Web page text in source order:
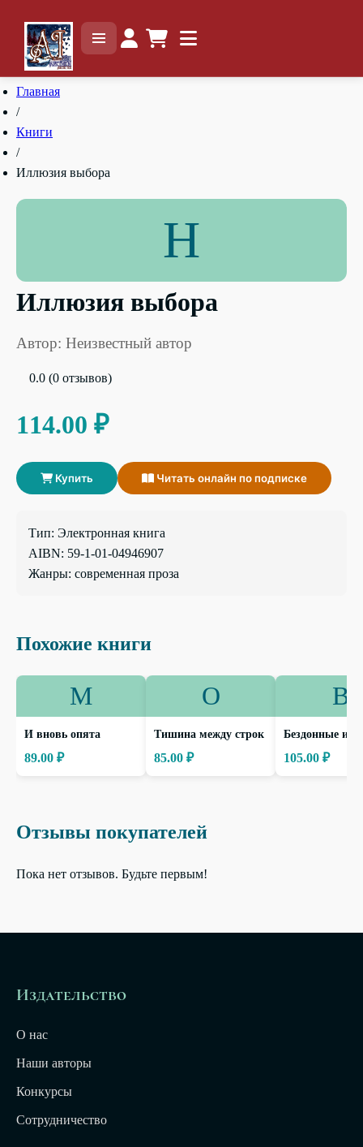
Главная
/
Книги
/
Иллюзия выбора
Н
Иллюзия выбора
Автор: Неизвестный автор
0.0 (0 отзывов)
114.00 ₽
Купить Читать онлайн по подписке
Тип: Электронная книга
AIBN: 59-1-01-04946907
Жанры: современная проза
Похожие книги
М
И вновь опята
89.00 ₽
О
Тишина между строк
85.00 ₽
В
Бездонные
105.00 ₽
Отзывы покупателей
Пока нет отзывов. Будьте первым!
Издательство
О нас
Наши авторы
Конкурсы
Сотрудничество